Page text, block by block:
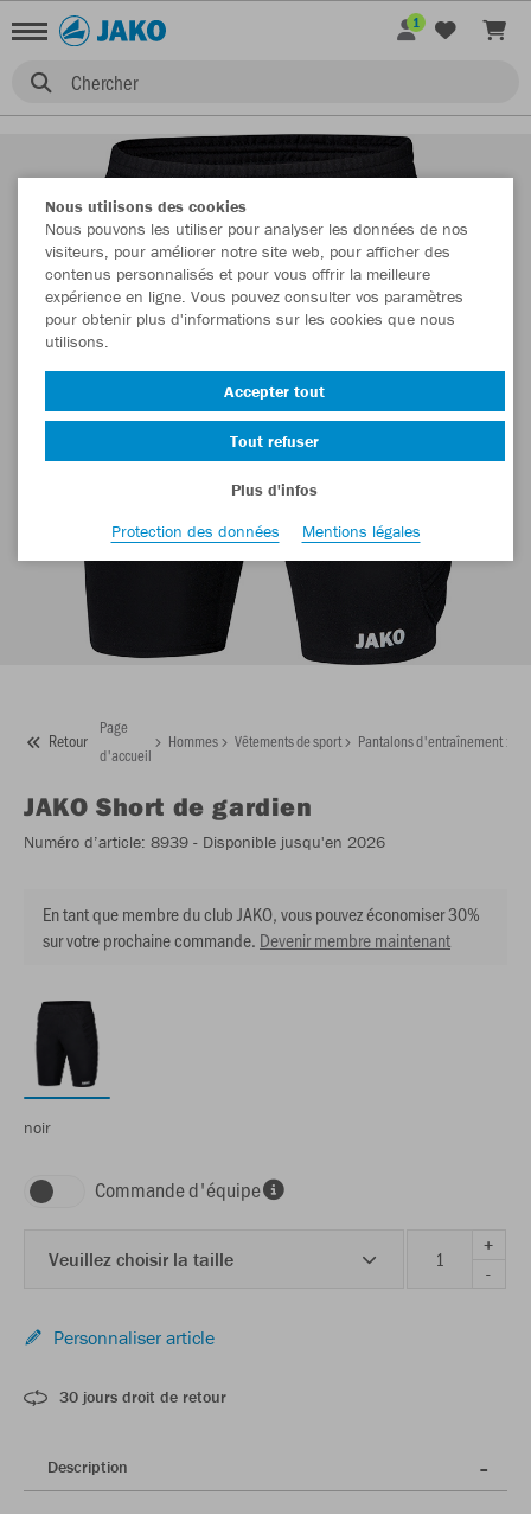
Chercher
1
Retour
Page
d'accueil
Hommes Vêtements de sport Pantalons d'entraînement
JAKO Short de gardien
Numéro d’article: 8939 - Disponible jusqu'en 2026
En tant que membre du club JAKO, vous pouvez économiser 30%
sur votre prochaine commande. Devenir membre maintenant
noir
Commande d'équipe
Veuillez choisir la taille
+
-
Personnaliser article
30 jours droit de retour
Description
Nous utilisons des cookies
Nous pouvons les utiliser pour analyser les données de nos
visiteurs, pour améliorer notre site web, pour afficher des
contenus personnalisés et pour vous offrir la meilleure
expérience en ligne. Vous pouvez consulter vos paramètres
pour obtenir plus d'informations sur les cookies que nous
utilisons.
Accepter tout
Tout refuser
Plus d'infos
Protection des données
Mentions légales